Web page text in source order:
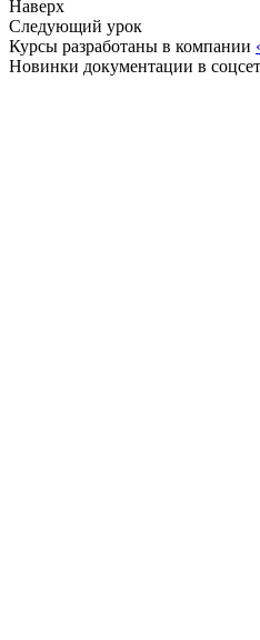
Наверх
Следующий урок
Курсы разработаны в компании
Новинки документации в